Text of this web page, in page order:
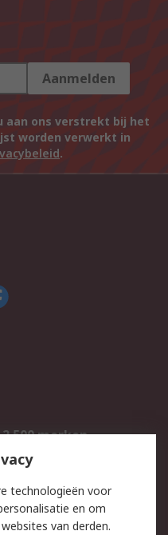
Aanmelden
aan ons verstrekt bij het
worden verwerkt in
.
2.500 merken
Inkoopoplossingen
technologieën voor
en om
van derden.